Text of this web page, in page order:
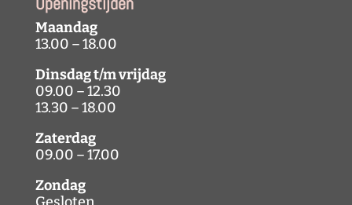
Maandag
13.00 – 18.00
Dinsdag t/m vrijdag
09.00 – 12.30
13.30 – 18.00
Zaterdag
09.00 – 17.00
Zondag